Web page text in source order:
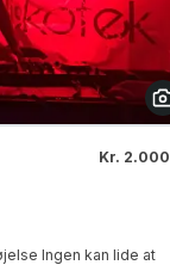
Kr. 2.000
Ingen kan lide at